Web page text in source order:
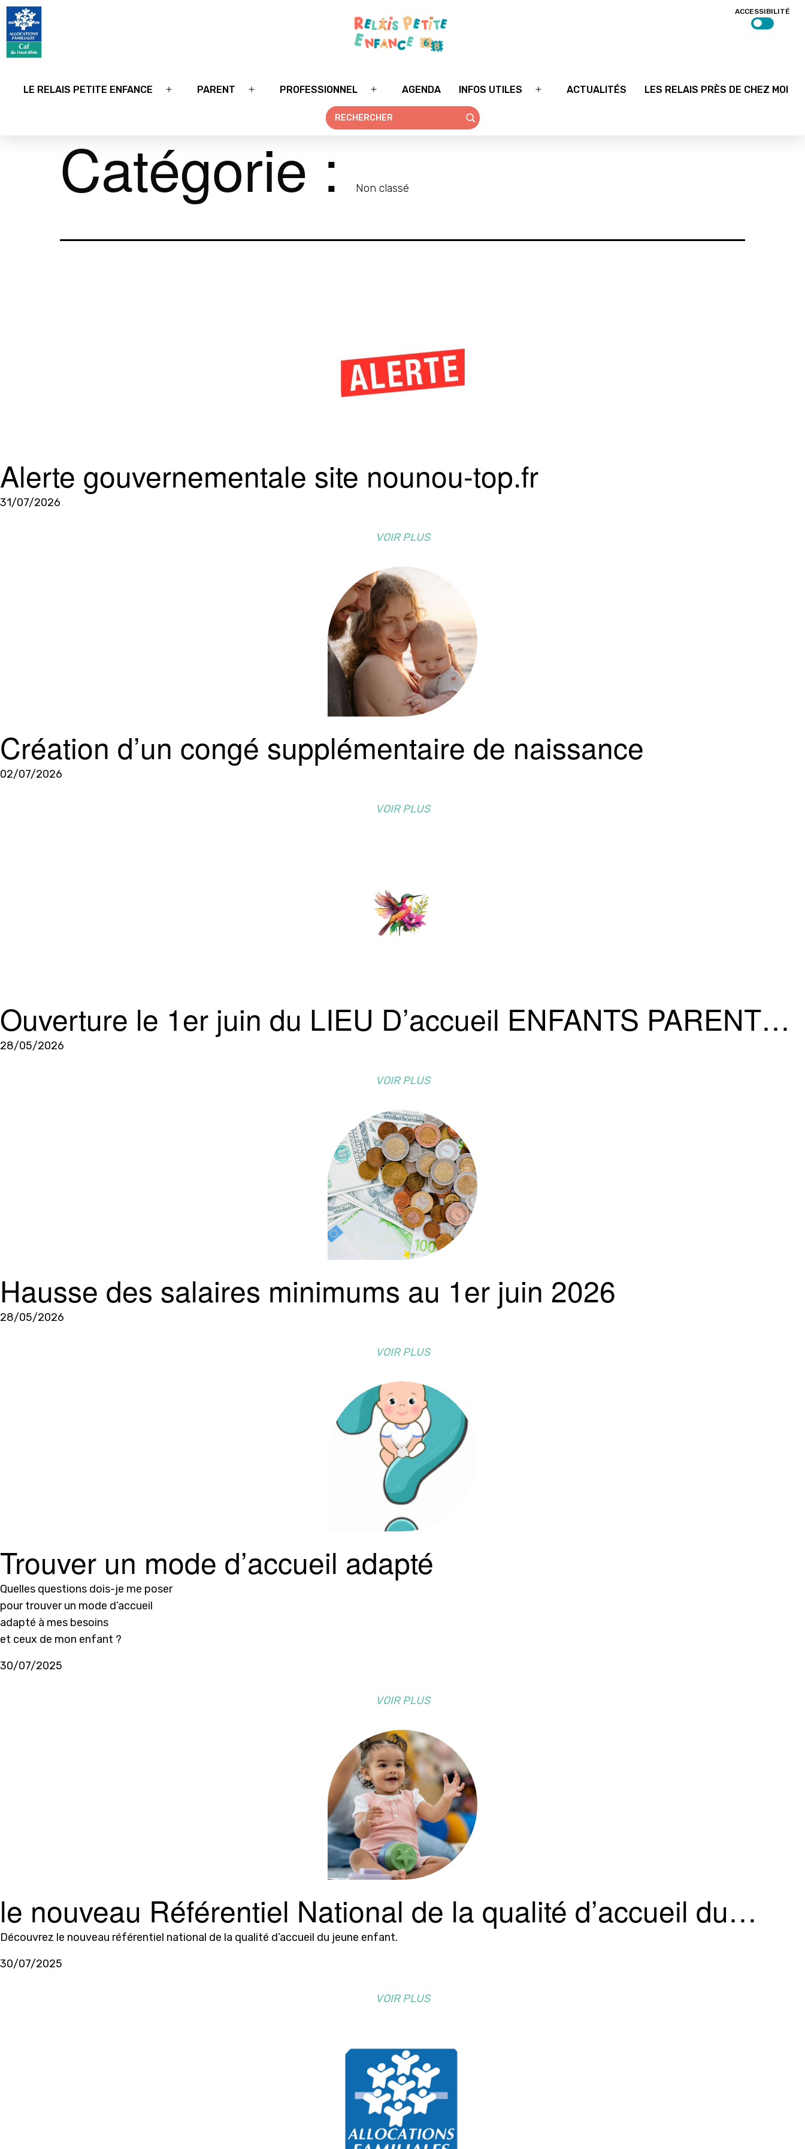
Relais
enfance
LE RELAIS PETITE ENFANCE
OuvrirPARENT
OuvrirPROFESSIONNEL
Ouvrir
le
menu
AGENDA INFOS UTILES
OuvrirACTUALITÉS LES RELAIS PRÈS DE CHEZ MOI
ACCESSIBILITÉ
Catégorie : Non classé
Alerte gouvernementale site nounou-top.fr
31/07/2026
VOIR PLUS
Création d’un congé supplémentaire de naissance
02/07/2026
VOIR PLUS
Ouverture le 1er juin du LIEU D’accueil ENFANTS PARENTS
« LE COLIBRI »
28/05/2026
VOIR PLUS
Hausse des salaires minimums au 1er juin 2026
28/05/2026
VOIR PLUS
Trouver un mode d’accueil adapté
Quelles questions dois-je me poser
pour trouver un mode d’accueil
adapté à mes besoins
et ceux de mon enfant ?
30/07/2025
VOIR PLUS
le nouveau Référentiel National de la qualité d’accueil du
jeune enfant
Découvrez le nouveau référentiel national de la qualité d’accueil du jeune enfant.
30/07/2025
VOIR PLUS